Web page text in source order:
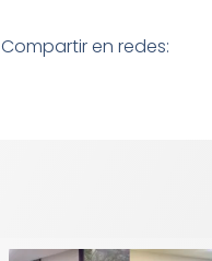
Compartir en redes: